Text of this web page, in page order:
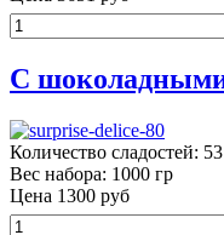
С
Количество сладостей: 53
Вес набора: 1000 гр
Цена 1300 руб